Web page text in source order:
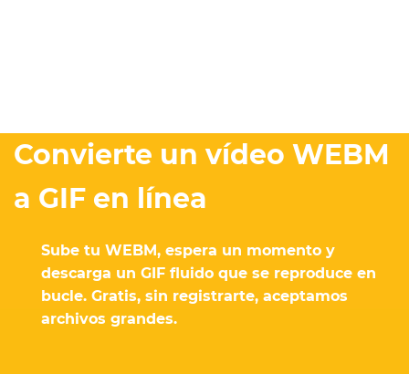
Convierte un vídeo WEBM
a GIF en línea
Sube tu WEBM, espera un momento y
descarga un GIF fluido que se reproduce en
bucle. Gratis, sin registrarte, aceptamos
archivos grandes.